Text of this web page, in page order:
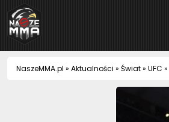
NaszeMMA
NaszeMMA.pl » Aktualności » Świat» UFC »